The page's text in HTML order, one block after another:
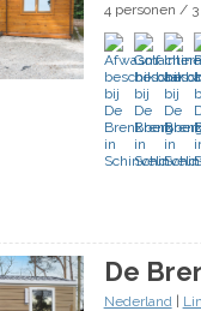
4 personen /
De
Nederland|